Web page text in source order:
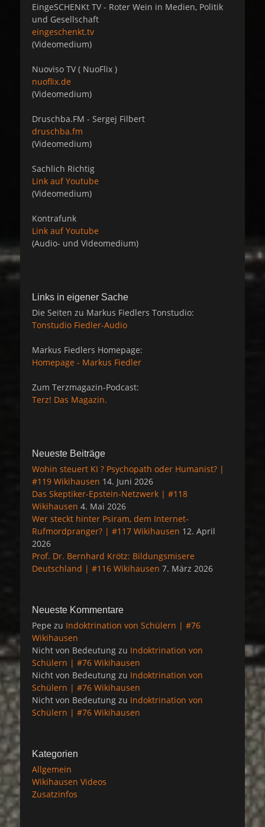
EingeSCHENKt TV - Roter Wein in Medien, Politik
und Gesellschaft
eingeschenkt.tv
(Videomedium)
Nuoviso TV ( NuoFlix )
nuoflix.de
(Videomedium)
Druschba.FM - Sergej Filbert
druschba.fm
(Videomedium)
Sachlich Richtig
Link auf Youtube
(Videomedium)
Kontrafunk
Link auf Youtube
(Audio- und Videomedium)
Links in eigener Sache
Die Seiten zu Markus Fiedlers Tonstudio:
Tonstudio Fiedler-Audio
Markus Fiedlers Homepage:
Homepage - Markus Fiedler
Zum Terzmagazin-Podcast:
Terz! Das Magazin.
Neueste Beiträge
Wohin steuert KI ? Psychopath oder Humanist? |
#119 Wikihausen 14. Juni 2026
Das Skeptiker-Epstein-Netzwerk | #118
Wikihausen 4. Mai 2026
Wer steckt hinter Psiram, dem Internet-
Rufmordpranger? | #117 Wikihausen 12. April
2026
Prof. Dr. Bernhard Krötz: Bildungsmisere
Deutschland | #116 Wikihausen 7. März 2026
Neueste Kommentare
Pepe zu Indoktrination von Schülern | #76
Wikihausen
Nicht von Bedeutung zu Indoktrination von
Schülern | #76 Wikihausen
Nicht von Bedeutung zu Indoktrination von
Schülern | #76 Wikihausen
Nicht von Bedeutung zu Indoktrination von
Schülern | #76 Wikihausen
Kategorien
Allgemein
Wikihausen Videos
Zusatzinfos